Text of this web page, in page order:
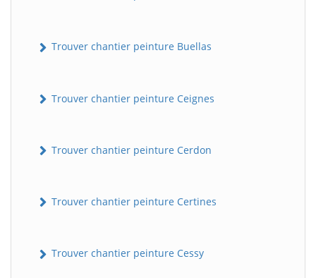
Trouver chantier peinture Buellas
Trouver chantier peinture Ceignes
Trouver chantier peinture Cerdon
Trouver chantier peinture Certines
Trouver chantier peinture Cessy